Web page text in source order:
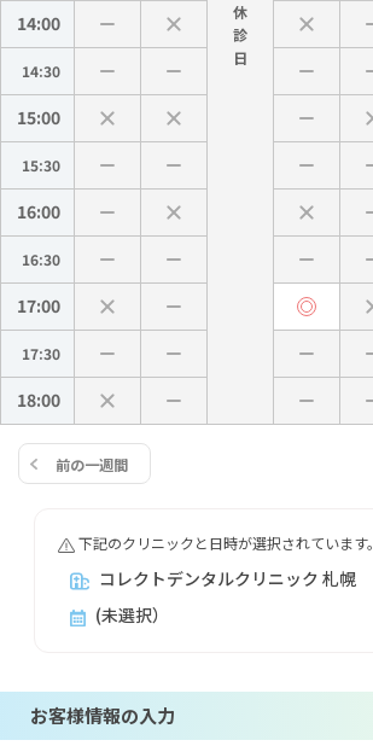
休
診
14:00
14:30
15:00
15:30
16:00
16:30
17:00
17:30
18:00
前の一週間
下記のクリニックと日時が選択されています。
コレクトデンタルクリニック 札幌
(未選択）
お客様情報の入力